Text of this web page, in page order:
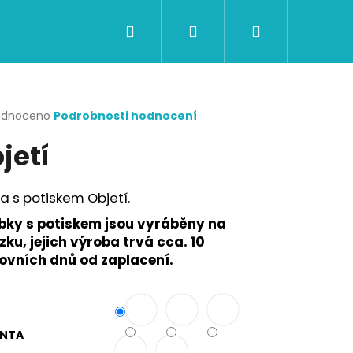
CERTIFIKÁTY A POUKAZY BAZAR
Přihlášení
Podrobnosti hodnocení
s potiskem Objetí.
s potiskem jsou vyráběny na
jejich výroba trvá cca. 10
dnů od zaplacení.
Následující